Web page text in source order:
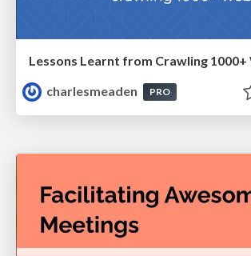
Lessons Learnt from Crawling
charlesmeaden
PRO